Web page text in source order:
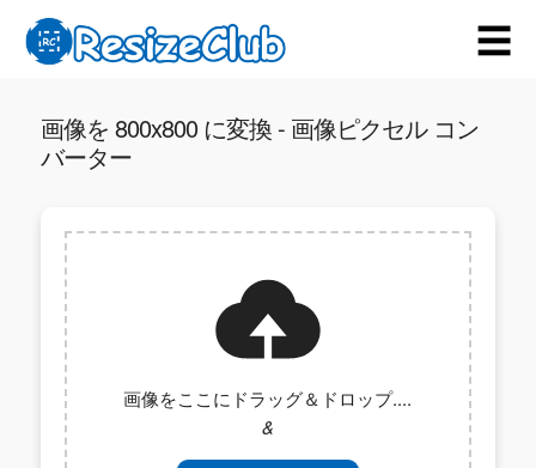
☰
画像を 800x800 に変換 - 画像ピクセル コン
バーター
画像をここにドラッグ＆ドロップ....
&